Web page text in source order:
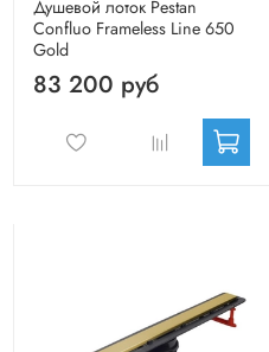
Душевой лоток Pestan
Confluo Frameless Line 650
Gold
83 200 руб